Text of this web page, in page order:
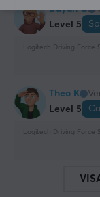
Dayan G
Level 5
Logitech Driving Force
Theo K
Level 5
Logitech Driving Force